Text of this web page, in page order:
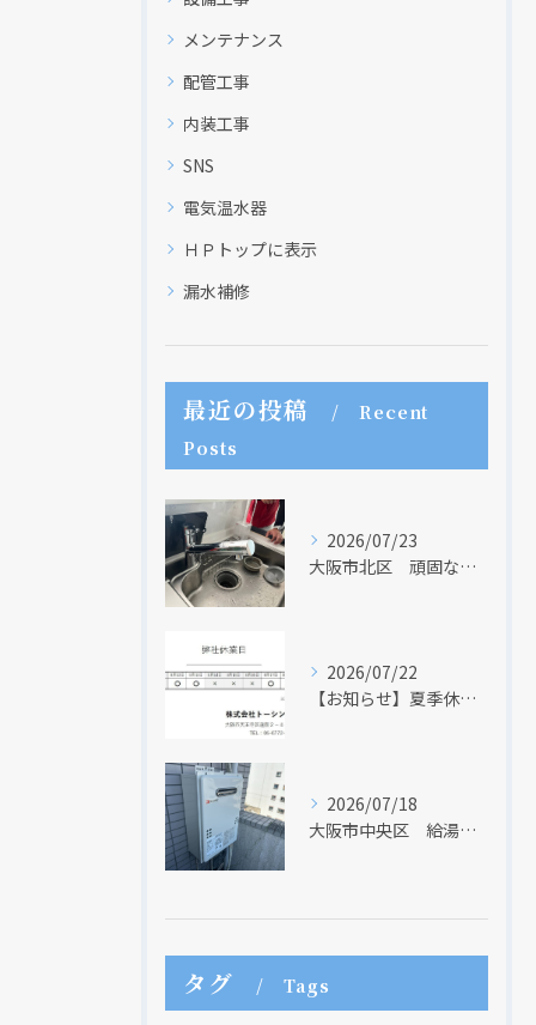
メンテナンス
配管工事
内装工事
SNS
電気温水器
ＨＰトップに表示
漏水補修
最近の投稿
Recent
Posts
2026/07/23
大阪市北区 頑固な水アカはなかなか取れない・・・
2026/07/22
【お知らせ】夏季休業日のお知らせ【２０２６年】
2026/07/18
大阪市中央区 給湯器のリモコンが無くても、リモコンを設置する方法はあります
タグ Tags
クリックでチラシのページにジャンプします
クリックでチラシのページにジャンプします